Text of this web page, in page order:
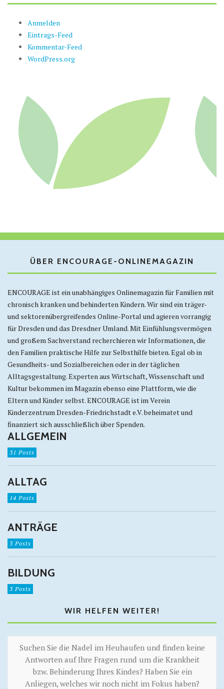
Anmelden
Eintrags-Feed
Kommentar-Feed
WordPress.org
ÜBER ENCOURAGE-ONLINEMAGAZIN
ENCOURAGE ist ein unabhängiges Onlinemagazin für Familien mit
chronisch kranken und behinderten Kindern. Wir sind ein träger-
und sektorenübergreifendes Online-Portal und agieren vorrangig
für Dresden und das Dresdner Umland. Mit Einfühlungsvermögen
und großem Sachverstand recherchieren wir Informationen, die
den Familien praktische Hilfe zur Selbsthilfe bieten. Egal ob in
Gesundheits- und Sozialbereichen oder in der täglichen
Alltagsgestaltung. Experten aus Wirtschaft, Wissenschaft und
Kultur bekommen im Magazin ebenso eine Plattform, wie die
Eltern und Kinder selbst. ENCOURAGE ist im Verein
Kinderzentrum Dresden-Friedrichstadt e.V. beheimatet und
finanziert sich ausschließlich über Spenden.
ALLGEMEIN
31 Posts
ALLTAG
14 Posts
ANTRÄGE
3 Posts
BILDUNG
3 Posts
WIR HELFEN WEITER!
Suchen Sie die Nadel im Heuhaufen und finden keine
Antworten auf Ihre Fragen rund um die Krankheit
bzw. Behinderung Ihres Kindes? Haben Sie ein
Anliegen, welches wir noch nicht im Fokus haben?